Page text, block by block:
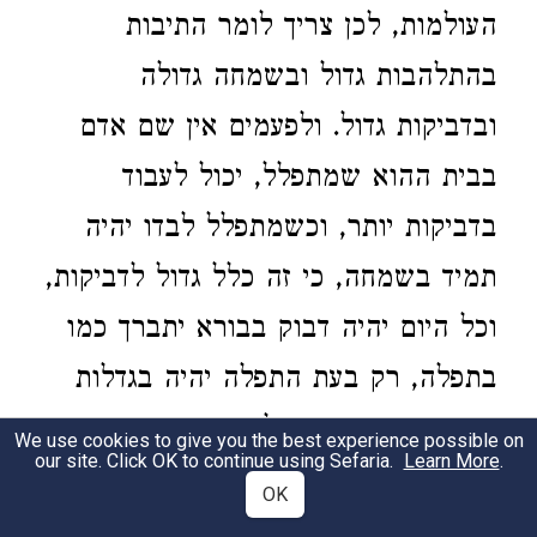
העולמות, לכן צריך לומר התיבות
בהתלהבות גדול ובשמחה גדולה
ובדביקות גדול. ולפעמים אין שם אדם
בבית ההוא שמתפלל, יכול לעבוד
בדביקות יותר, וכשמתפלל לבדו יהיה
תמיד בשמחה, כי זה כלל גדול לדביקות,
וכל היום יהיה דבוק בבורא יתברך כמו
בתפלה, רק בעת התפלה יהיה בגדלות
יותר ויותר משאר כל היום:
Directives of the Maggid of
We use cookies to give you the best experience possible on
our site. Click OK to continue using Sefaria. Learn More.
OK